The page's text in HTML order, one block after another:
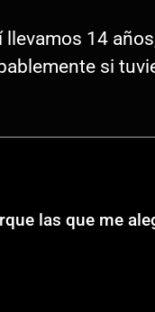
14
si
las que me